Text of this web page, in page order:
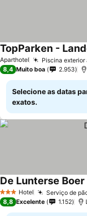
Aparthotel Piscina exterior
TopParken -
8,4 Muito boa 2.953
Selecione as datas
exatos.
3 EstrelasHotel Serviço de
De Lunterse Boer
8,8 Excelente 1.152